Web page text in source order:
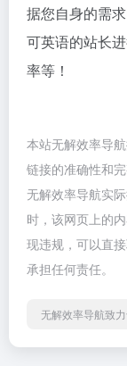
据您自身的需
可英语的站长
率等！
本站无解效率导
链接的准确性和
无解效率导航实
时，该网页上的
现违规，可以直
承担任何责任。
无解效率导航致